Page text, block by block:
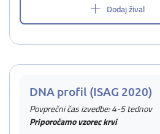
Dodaj žival
DNA profil (ISAG 2020)
Povprečni čas izvedbe: 4-5 tednov
Priporočamo vzorec krvi